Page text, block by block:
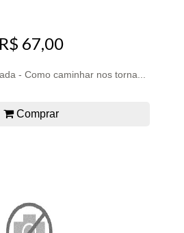
R$ 67,00
- Como caminhar nos torna...
Comprar